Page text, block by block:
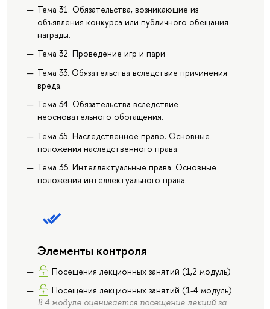
Тема 31. Обязательства, возникающие из
объявления конкурса или публичного обещания
награды.
Тема 32. Проведение игр и пари
Тема 33. Обязательства вследствие причинения
вреда.
Тема 34. Обязательства вследствие
неосновательного обогащения.
Тема 35. Наследственное право. Основные
положения наследственного права.
Тема 36. Интеллектуальные права. Основные
положения интеллектуального права.
Элементы контроля
Посещения лекционных занятий (1,2 модуль)
Посещения лекционных занятий (1-4 модуль)
В 4 модуле оценивается посещение лекций за